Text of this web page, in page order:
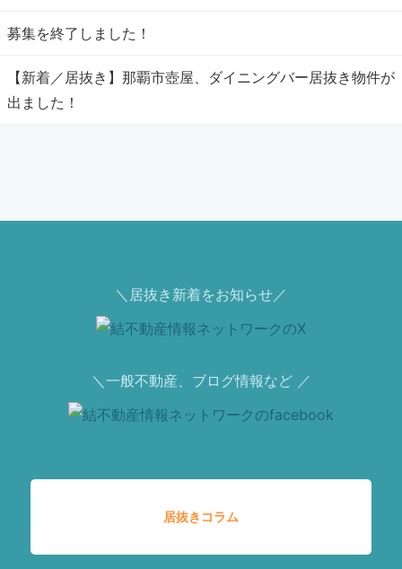
募集を終了しました！
【新着／居抜き】那覇市壺屋、ダイニングバー居抜き物件が
出ました！
＼居抜き新着をお知らせ／
＼一般不動産、ブログ情報など ／
居抜きコラム